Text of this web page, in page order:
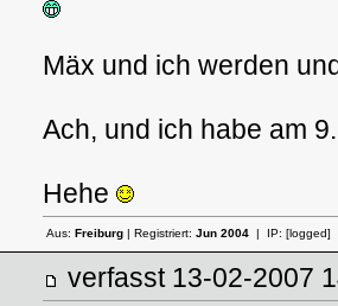
Mäx und ich werden
Ach, und ich habe am
Hehe
Aus: Freiburg| Registriert: Jun 2004| IP: [logged]
verfasst 13-02-